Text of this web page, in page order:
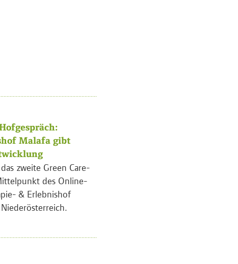
Malafa gibt
zweite Green Care-
des Online-
& Erlebnishof